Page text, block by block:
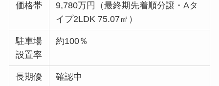
価格帯
9,780万円（最終期先着順分譲・Aタ
イプ2LDK 75.07㎡）
駐車場
設置率
約100％
長期優
確認中